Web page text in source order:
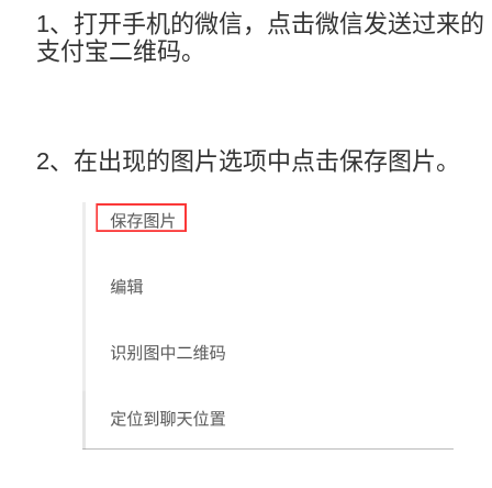
1、打开手机的微信，点击微信发送过来的
支付宝二维码。
2、在出现的图片选项中点击保存图片。